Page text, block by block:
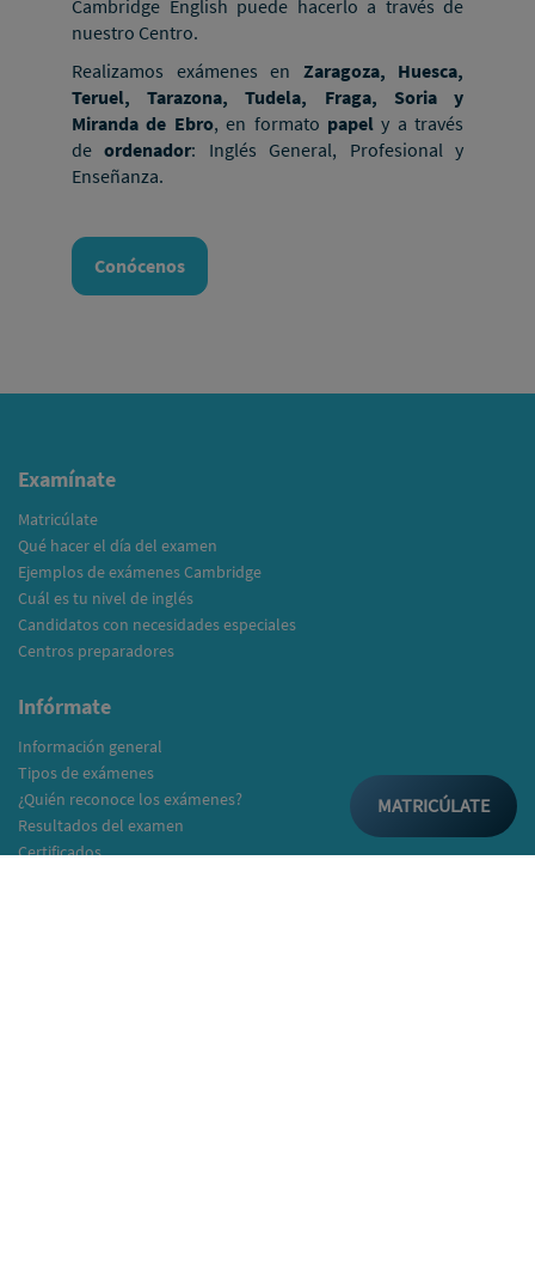
Cambridge English puede hacerlo a través de
nuestro Centro.
Realizamos exámenes en Zaragoza, Huesca,
Teruel, Tarazona, Tudela, Fraga, Soria y
Miranda de Ebro, en formato papely a través
deordenador: Inglés General, Profesional y
Enseñanza.
Conócenos
Examínate
Matricúlate
Qué hacer el día del examen
Ejemplos de exámenes Cambridge
Cuál es tu nivel de inglés
Candidatos con necesidades especiales
Centros preparadores
Infórmate
Información general
Tipos de exámenes
¿Quién reconoce los exámenes?
Resultados del examen
Certificados
MATRICÚLATE